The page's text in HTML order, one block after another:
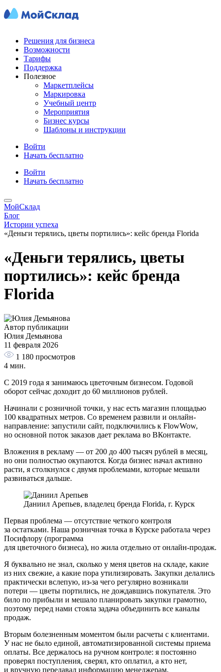
Решения для бизнеса
Возможности
Тарифы
Поддержка
Полезное
Маркетплейсы
Маркировка
Учебный центр
Мероприятия
Бизнес курсы
Шаблоны и инструкции
Войти
Начать бесплатно
Войти
Начать бесплатно
МойСклад
Блог
Истории успеха
«Деньги терялись, цветы портились»: кейс бренда Florida
«Деньги терялись, цветы
портились»: кейс бренда
Florida
Автор публикации
Юлия Демьянова
11 февраля 2026
1 180 просмотров
4 мин.
С 2019 года я занимаюсь цветочным бизнесом. Годовой
оборот сейчас доходит до 60 миллионов рублей.
Начинали с розничной точки, у нас есть магазин площадью
100 квадратных метров. Со временем развили и онлайн-
направление: запустили сайт, подключились к FlowWow,
но основной поток заказов дает реклама во ВКонтакте.
Вложения в рекламу — от 200 до 400 тысяч рублей в месяц,
но они полностью окупаются. Когда бизнес начал активно
расти, я столкнулся с двумя проблемами, которые мешали
развиваться дальше.
Даниил Арепьев, владелец бренда Florida, г. Курск
Первая проблема — отсутствие четкого контроля
за остатками. Наша розничная точка в Курске работала через
Посифлору (программа
для цветочного бизнеса), но жила отдельно от онлайн-продаж.
Я буквально не знал, сколько у меня цветов на складе, какие
из них свежие, а какие пора утилизировать. Закупки делались
практически вслепую, из-за чего регулярно возникали
потери — цветы портились, не дождавшись покупателя. Это
било по прибыли и мешало планировать закупки грамотно,
поэтому перед нами стояла задача объединить все каналы
продаж.
Вторым болезненным моментом были расчеты с клиентами.
У нас не было единой, автоматизированной системы приема
оплаты. Все держалось на ручном контроле: я постоянно
проверял поступления, сверял, кто оплатил, а кто нет,
и вручную передавал информацию менеджерам.